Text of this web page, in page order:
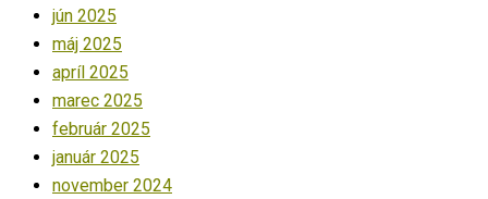
jún 2025
máj 2025
apríl 2025
marec 2025
február 2025
január 2025
november 2024